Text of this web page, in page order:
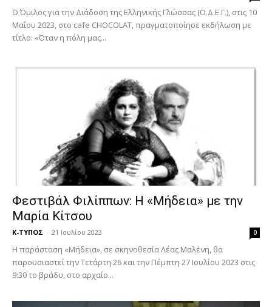
Ο Όμιλος για την Διάδοση της Ελληνικής Γλώσσας (Ο.Δ.Ε.Γ.), στις 10
Μαΐου 2023, στο cafe CHOCOLAT, πραγματοποίησε εκδήλωση με
τίτλο: «Όταν η πόλη μας...
Φεστιβάλ Φιλίππων: Η «Μήδεια» με την
Μαρία Κίτσου
Κ-ΤΥΠΟΣ - 21 Ιουλίου 2023 0
Η παράσταση «Μήδεια», σε σκηνοθεσία Λέας Μαλένη, θα
παρουσιαστεί την Τετάρτη 26 και την Πέμπτη 27 Ιουλίου 2023 στις
9:30 το βράδυ, στο αρχαίο...